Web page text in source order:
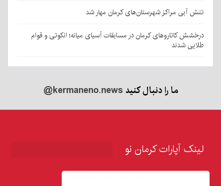
تنش آبی مراکز شهرستان‌های کرمان مهار شد
درخشش کاتاروهای کرمان در مسابقات آسیای میانه؛ انکوتی و قوام
طلایی شدند
ما را دنبال کنید@kermaneno.news
لینک آپارات کرمان نو